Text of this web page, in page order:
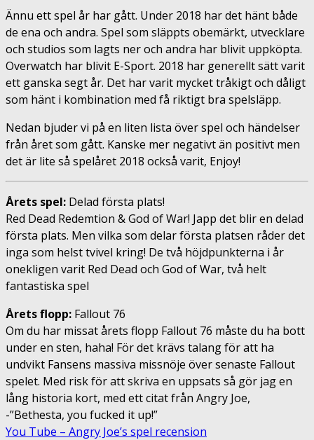
Ännu ett spel år har gått. Under 2018 har det hänt både
de ena och andra. Spel som släppts obemärkt, utvecklare
och studios som lagts ner och andra har blivit uppköpta.
Overwatch har blivit E-Sport. 2018 har generellt sätt varit
ett ganska segt år. Det har varit mycket tråkigt och dåligt
som hänt i kombination med få riktigt bra spelsläpp.
Nedan bjuder vi på en liten lista över spel och händelser
från året som gått. Kanske mer negativt än positivt men
det är lite så spelåret 2018 också varit, Enjoy!
Årets spel: Delad första plats!
Red Dead Redemtion & God of War! Japp det blir en delad
första plats. Men vilka som delar första platsen råder det
inga som helst tvivel kring! De två höjdpunkterna i år
onekligen varit Red Dead och God of War, två helt
fantastiska spel
Årets flopp: Fallout 76
Om du har missat årets flopp Fallout 76 måste du ha bott
under en sten, haha! För det krävs talang för att ha
undvikt Fansens massiva missnöje över senaste Fallout
spelet. Med risk för att skriva en uppsats så gör jag en
lång historia kort, med ett citat från Angry Joe,
-”Bethesta, you fucked it up!”
You Tube – Angry Joe’s spel recension